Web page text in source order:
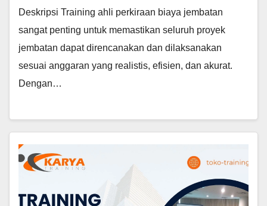
Deskripsi Training ahli perkiraan biaya jembatan
sangat penting untuk memastikan seluruh proyek
jembatan dapat direncanakan dan dilaksanakan
sesuai anggaran yang realistis, efisien, dan akurat.
Dengan…